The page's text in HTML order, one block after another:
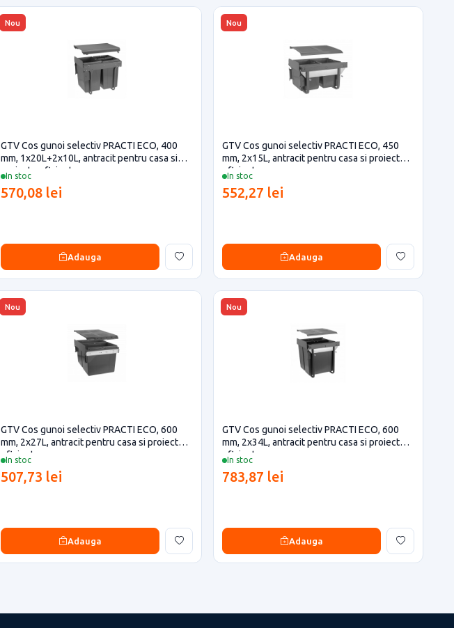
Nou
In stoc
GTV Cos gunoi selectiv PRACTI ECO, 400
mm, 1x20L+2x10L, antracit pentru casa si
proiecte eficiente
570,08 lei
Adauga
Nou
In stoc
GTV Cos gunoi selectiv PRACTI ECO, 450
mm, 2x15L, antracit pentru casa si proiecte
eficiente
552,27 lei
Adauga
Nou
In stoc
GTV Cos gunoi selectiv PRACTI ECO, 600
mm, 2x27L, antracit pentru casa si proiecte
eficiente
507,73 lei
Adauga
Nou
In stoc
GTV Cos gunoi selectiv PRACTI ECO, 600
mm, 2x34L, antracit pentru casa si proiecte
eficiente
783,87 lei
Adauga